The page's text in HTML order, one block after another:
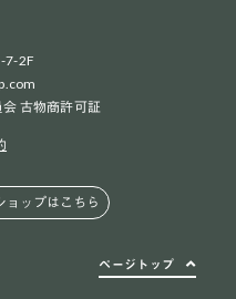
初めての方
7-2F
古物商許可証
ョップはこちら
ページトップ